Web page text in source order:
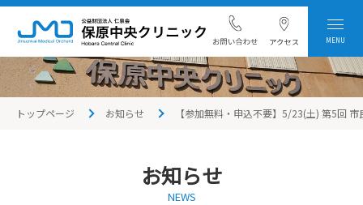
MENU
トップページ お知らせ 【参加無料・申込不要】5/23(土) 第5回
お知らせ
NEWS